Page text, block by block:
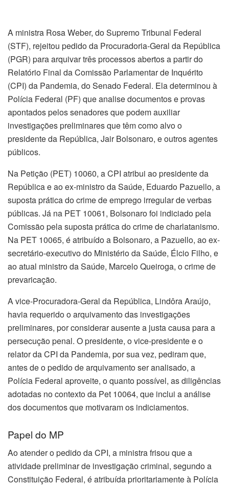
A ministra Rosa Weber, do Supremo Tribunal Federal
(STF), rejeitou pedido da Procuradoria-Geral da República
(PGR) para arquivar três processos abertos a partir do
Relatório Final da Comissão Parlamentar de Inquérito
(CPI) da Pandemia, do Senado Federal. Ela determinou à
Polícia Federal (PF) que analise documentos e provas
apontados pelos senadores que podem auxiliar
investigações preliminares que têm como alvo o
presidente da República, Jair Bolsonaro, e outros agentes
públicos.
Na Petição (PET) 10060, a CPI atribui ao presidente da
República e ao ex-ministro da Saúde, Eduardo Pazuello, a
suposta prática do crime de emprego irregular de verbas
públicas. Já na PET 10061, Bolsonaro foi indiciado pela
Comissão pela suposta prática do crime de charlatanismo.
Na PET 10065, é atribuído a Bolsonaro, a Pazuello, ao ex-
secretário-executivo do Ministério da Saúde, Élcio Filho, e
ao atual ministro da Saúde, Marcelo Queiroga, o crime de
prevaricação.
A vice-Procuradora-Geral da República, Lindôra Araújo,
havia requerido o arquivamento das investigações
preliminares, por considerar ausente a justa causa para a
persecução penal. O presidente, o vice-presidente e o
relator da CPI da Pandemia, por sua vez, pediram que,
antes de o pedido de arquivamento ser analisado, a
Polícia Federal aproveite, o quanto possível, as diligências
adotadas no contexto da Pet 10064, que inclui a análise
dos documentos que motivaram os indiciamentos.
Papel do MP
Ao atender o pedido da CPI, a ministra frisou que a
atividade preliminar de investigação criminal, segundo a
Constituição Federal, é atribuída prioritariamente à Polícia